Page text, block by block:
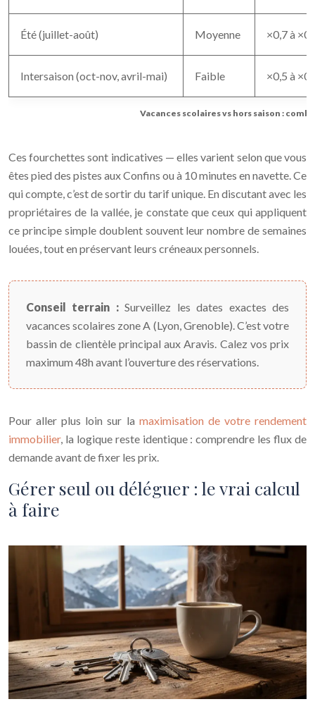
Vacances scolaires vs hors saison :
Été (juillet-août) Moyenne ×0,7 à
Intersaison (oct-nov, avril-mai) Faible ×0,5 à
Ces fourchettes sont indicatives — elles varient selon que vous
êtes pied des pistes aux Confins ou à 10 minutes en navette. Ce
qui compte, c’est de sortir du tarif unique. En discutant avec les
propriétaires de la vallée, je constate que ceux qui appliquent
ce principe simple doublent souvent leur nombre de semaines
louées, tout en préservant leurs créneaux personnels.
Conseil terrain :Surveillez les dates exactes des
vacances scolaires zone A (Lyon, Grenoble). C’est votre
bassin de clientèle principal aux Aravis. Calez vos prix
maximum 48h avant l’ouverture des réservations.
Pour aller plus loin sur la maximisation de votre rendement
immobilier, la logique reste identique : comprendre les flux de
demande avant de fixer les prix.
Gérer seul ou déléguer : le vrai calcul
à faire